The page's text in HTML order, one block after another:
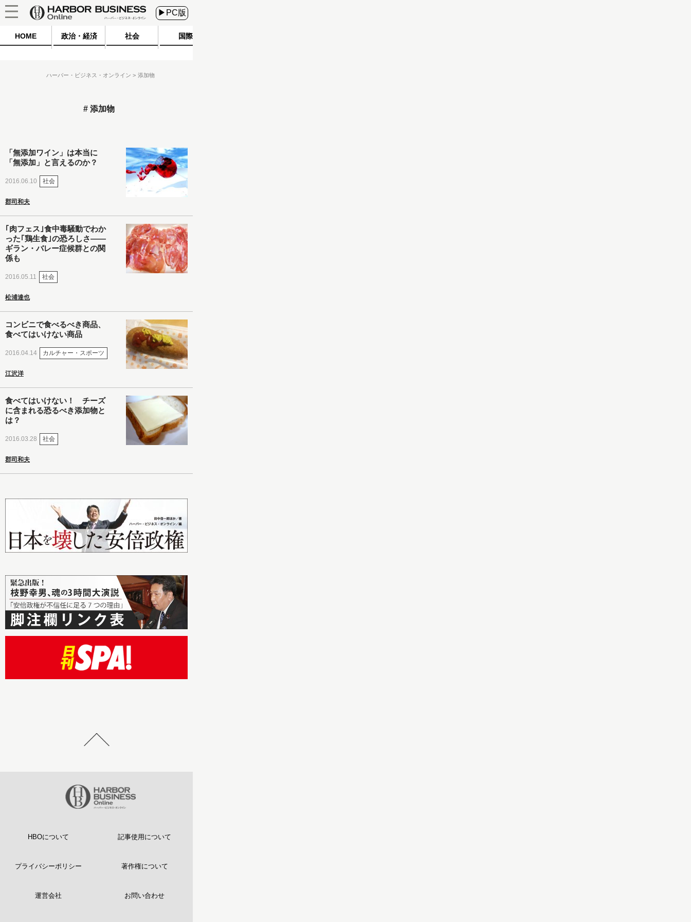
▶PC版
HOME 政治・経済 社会 国際
ハーバー・ビジネス・オンライン 添加物
添加物
「無添加ワイン」は本当に
「無添加」と言えるのか？
2016.06.10 社会
郡司和夫
｢肉フェス｣食中毒騒動でわか
った｢鶏生食｣の恐ろしさ――
ギラン・バレー症候群との関
係も
2016.05.11 社会
松浦達也
コンビニで食べるべき商品、
食べてはいけない商品
2016.04.14 カルチャー・スポーツ
江沢洋
食べてはいけない！ チーズ
に含まれる恐るべき添加物と
は？
2016.03.28 社会
郡司和夫
HBOについて 記事使用について
プライバシーポリシー 著作権について
運営会社 お問い合わせ